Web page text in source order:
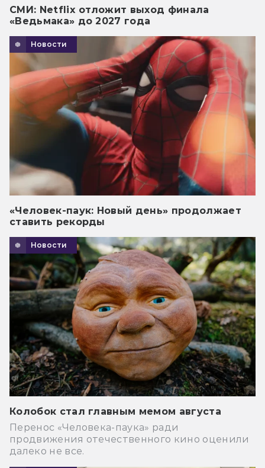
СМИ: Netflix отложит выход финала
«Ведьмака» до 2027 года
Новости
«Человек-паук: Новый день» продолжает
ставить рекорды
Новости
Колобок стал главным мемом августа
Перенос «Человека-паука» ради
продвижения отечественного кино оценили
далеко не все.